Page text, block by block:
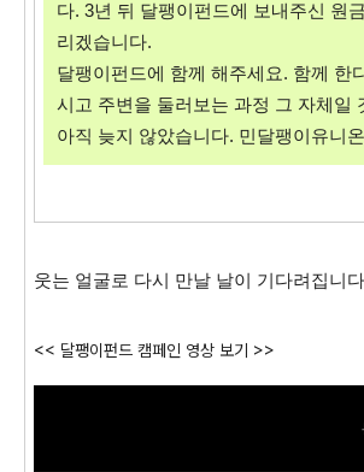
다. 3년 뒤 달팽이펀드에 보내주신 원
리겠습니다.
달팽이펀드에 함께 해주세요. 함께 한
시고 주변을 둘러보는 과정 그 자체일
아직 늦지 않았습니다. 민달팽이유니
웃는 얼굴로 다시 만날 날이 기다려집니
<< 달팽이펀드 캠페인 영상 보기 >>